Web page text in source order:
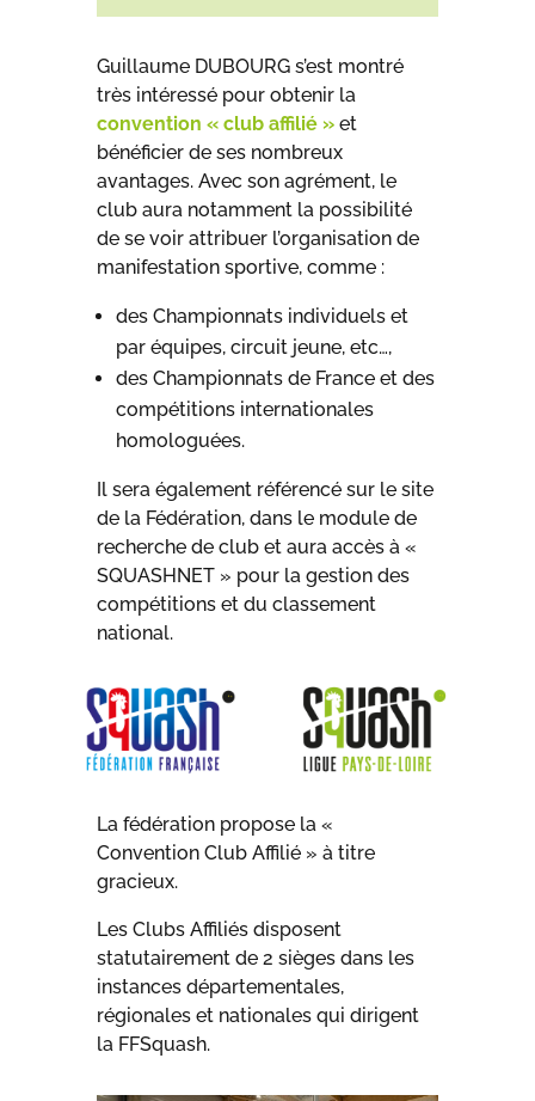
Guillaume DUBOURG s’est montré
très intéressé pour obtenir la
convention « club affilié »et
bénéficier de ses nombreux
avantages. Avec son agrément, le
club aura notamment la possibilité
de se voir attribuer l’organisation de
manifestation sportive, comme :
des Championnats individuels et
par équipes, circuit jeune, etc…,
des Championnats de France et des
compétitions internationales
homologuées.
Il sera également référencé sur le site
de la Fédération, dans le module de
recherche de club et aura accès à «
SQUASHNET » pour la gestion des
compétitions et du classement
national.
La fédération propose la «
Convention Club Affilié » à titre
gracieux.
Les Clubs Affiliés disposent
statutairement de 2 sièges dans les
instances départementales,
régionales et nationales qui dirigent
la FFSquash.